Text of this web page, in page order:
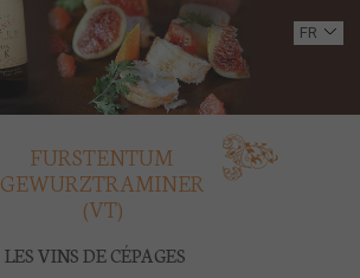
ACCUEIL
DOMAINE
VINS
BOUTIQUE
FR
FURSTENTUM
GEWURZTRAMINER
(VT)
LES VINS DE CÉPAGES